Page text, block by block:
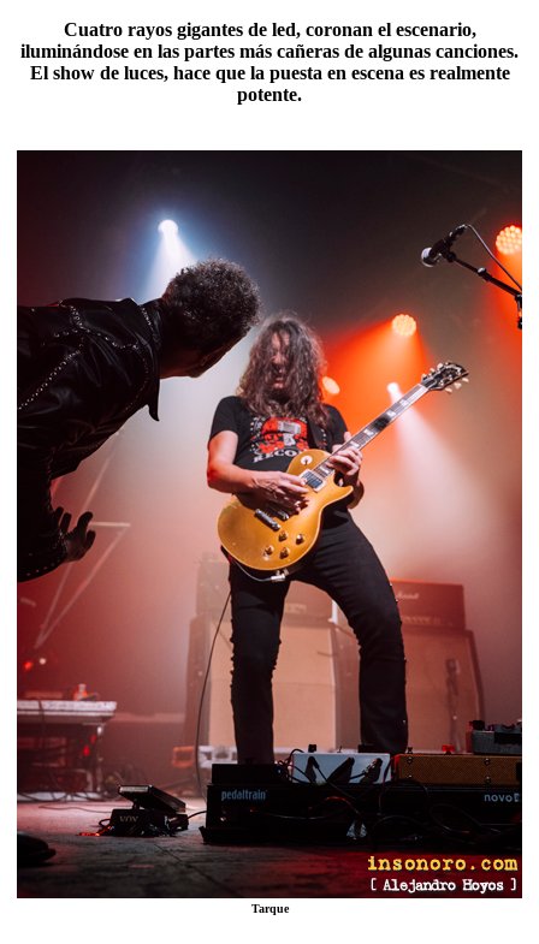
Cuatro rayos gigantes de led, coronan el escenario,
iluminándose en las partes más cañeras de algunas canciones.
El show de luces, hace que la puesta en escena es realmente
potente.
Tarque